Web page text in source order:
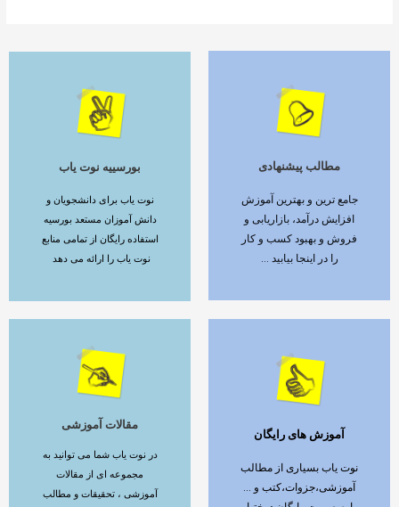
مطالب پیشنهادی
جامع ترین و بهترین آموزش
افزایش درآمد، بازاریابی و
فروش و بهبود کسب و کار
را در اینجا بیابید ...
ادامه مطلب بورسییه نوت یاب
نوت یاب برای دانشجویان و
دانش آموزان مستعد بورسیه
استفاده رایگان از تمامی منابع
نوت یاب را ارائه می دهد
ادامه مطلب
آموزش های رایگان
نوت یاب بسیاری از مطالب
آموزشی،جزوات،کتب و ...
ادامه مطلب
مقالات آموزشی
در نوت یاب شما می توانید به
مجموعه ای از مقالات
آموزشی ، تحقیقات و مطالب